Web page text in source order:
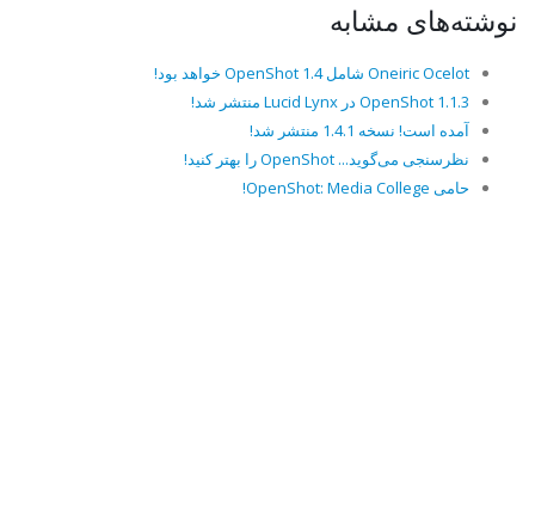
نوشته‌های مشابه
Oneiric Ocelot شامل OpenShot 1.4 خواهد بود!
OpenShot 1.1.3 در Lucid Lynx منتشر شد!
آمده است! نسخه 1.4.1 منتشر شد!
نظرسنجی می‌گوید... OpenShot را بهتر کنید!
حامی OpenShot: Media College!